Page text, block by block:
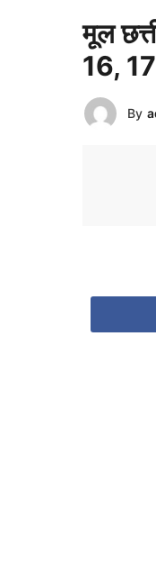
मूल
16, 17
By